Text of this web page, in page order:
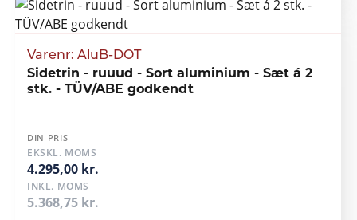
Varenr: AluB-DOT
Sidetrin - ruuud - Sort aluminium - Sæt á 2
stk. - TÜV/ABE godkendt
DIN PRIS
EKSKL. MOMS
4.295,00 kr.
INKL. MOMS
5.368,75 kr.